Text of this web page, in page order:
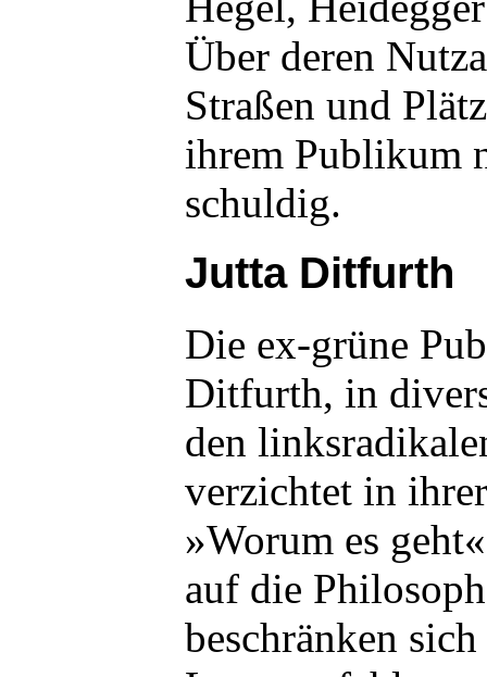
Über deren
Straßen und
ihrem Publikum
schuldig.
Jutta Ditfurth
Die ex-grüne
Ditfurth, in
den
verzichtet in
»Worum es
auf die
beschränken